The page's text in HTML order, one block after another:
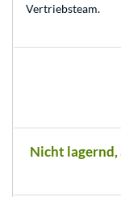
Vertriebsteam.
Nicht